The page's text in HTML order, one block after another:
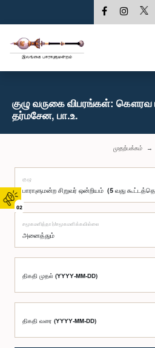
02
குழு வருகை விபரங்கள்: கௌரவ
தர்மசேன, பா.உ.
முதற்பக்கம்
குழு
சமூகமளித்தார்/சமூகமளிக்கவில்லை
திகதி முதல் (YYYY-MM-DD)
திகதி வரை (YYYY-MM-DD)